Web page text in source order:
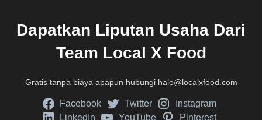
Dapatkan Liputan Usaha Dari
Team Local X Food
Gratis tanpa biaya apapun hubungi halo@localxfood.com
Facebook Twitter
Instagram
LinkedIn
YouTube Pinterest